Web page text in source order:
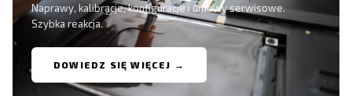
Naprawy, kalibracje, konfiguracje i umowy serwisowe.
Szybka reakcja.
DOWIEDZ SIĘ WIĘCEJ →